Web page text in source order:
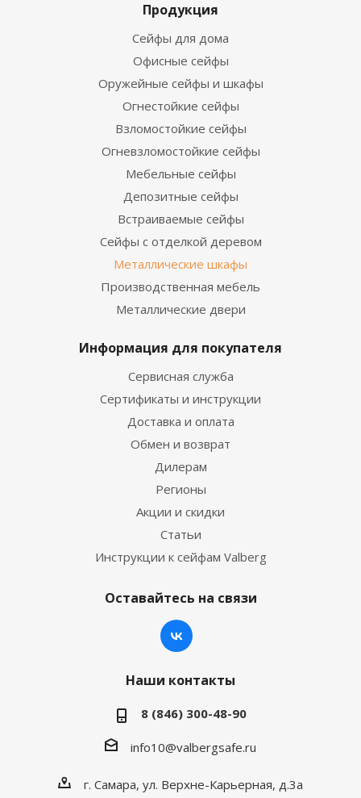
Продукция
Сейфы для дома
Офисные сейфы
Оружейные сейфы и шкафы
Огнестойкие сейфы
Взломостойкие сейфы
Огневзломостойкие сейфы
Мебельные сейфы
Депозитные сейфы
Встраиваемые сейфы
Сейфы с отделкой деревом
Металлические шкафы
Производственная мебель
Металлические двери
Информация для покупателя
Сервисная служба
Сертификаты и инструкции
Доставка и оплата
Обмен и возврат
Дилерам
Регионы
Акции и скидки
Статьи
Инструкции к сейфам Valberg
Оставайтесь на связи
Наши контакты
8 (846) 300-48-90
info10@valbergsafe.ru
г. Самара, ул. Верхне-Карьерная, д.3а